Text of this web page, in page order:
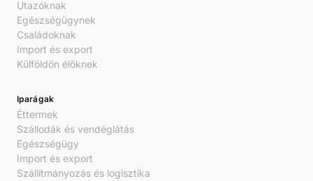
Utazóknak
Egészségügynek
Családoknak
Import és export
Külföldön élőknek
Iparágak
Éttermek
Szállodák és vendéglátás
Egészségügy
Import és export
Szállítmányozás és logisztika